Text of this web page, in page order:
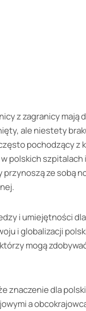
z zagranicy mają
ale niestety
pochodzący z
polskich
ze sobą
i umiejętności
i globalizacji
mogą
znaczenie dla
a